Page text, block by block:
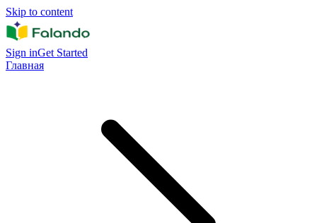
Skip to content
Sign inGet Started
Главная